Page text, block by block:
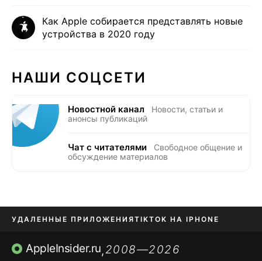
Как Apple собирается представлять новые
устройства в 2020 году
НАШИ СОЦСЕТИ
Новостной канал
Новости, статьи и
анонсы публикаций
Чат с читателями
Свободное общение и
обсуждение материалов
УДАЛЕННЫЕ ПРИЛОЖЕНИЯTIKTOK НА IPHONE
ПРИЛОЖЕНИЯ БЕЗ APP STORE
AppleInsider.ru,2008—2026